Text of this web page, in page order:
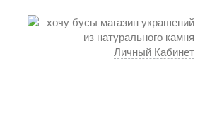
Личный Кабинет